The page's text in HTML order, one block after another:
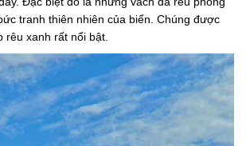
tranh thiên nhiên của biển. Chúng được
rêu xanh rất nổi bật.